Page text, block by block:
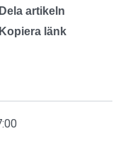
artikeln
Kopiera länk